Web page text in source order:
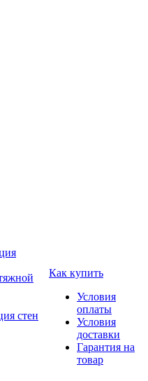
стен
Как купить
Условия
оплаты
Условия
доставки
Гарантия на
товар